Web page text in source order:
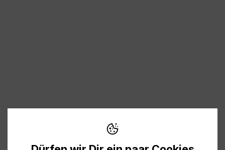
Preise inkl. MwSt. zzgl. Versandkosten